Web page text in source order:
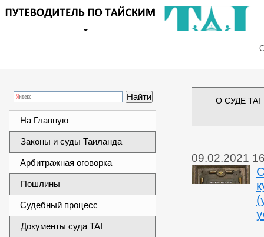
На Главную
Законы и суды Таиланда
Арбитражная оговорка
Пошлины
Судебный процесс
Документы суда TAI
О СУДЕ TAI
09.02.2021